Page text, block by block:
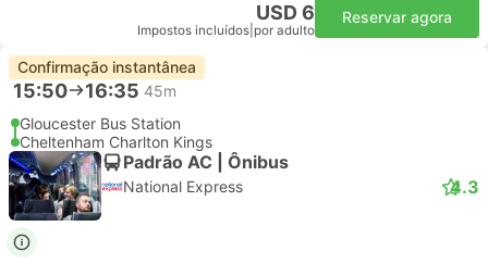
USD 6
Impostos incluídos por adulto
Reservar agora
Confirmação instantânea
15:50 16:35 45m
Gloucester Bus Station
Cheltenham Charlton Kings
Padrão AC | Ônibus
National Express 4.3